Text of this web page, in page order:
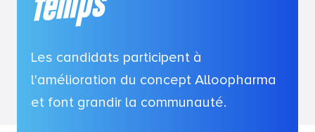
Les candidats participent à
l'amélioration du concept Alloopharma
et font grandir la communauté.